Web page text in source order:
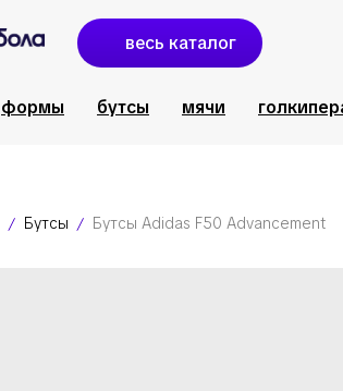
весь каталог
формы бутсы мячи
Бутсы Бутсы Adidas F50 Advancement